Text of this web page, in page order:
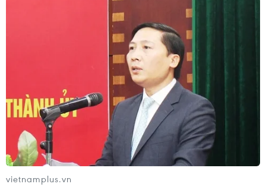
Nhiều mẫu SUV ra mắt tại Triển lãm ô tô
quốc tế New York 2019
19/04/2019 00:11
Các nhà sản xuất xe ôtô trên toàn cầu đang có mặt ở
Mỹ để tham gia Triển lãm ôtô Quốc tế New York 2019,
nơi các doanh nghiệp sản xuất ôtô Nhật Bản "trình làng"
các mẫu xe thể thao đa dụng (SUV).
vietnamplus.vn